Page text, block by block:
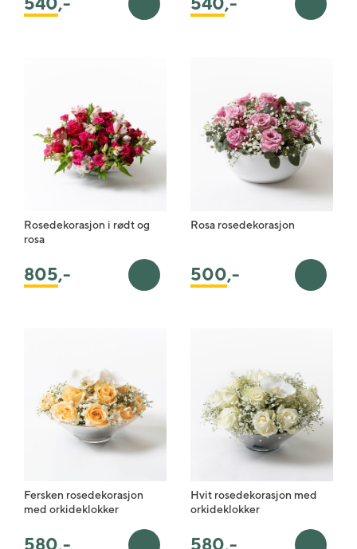
Legg i handlekurv Legg i
Rosedekorasjon i rødt og
rosa
805,- Legg i handlekurv
Rosa rosedekorasjon
500,- Legg i
Fersken rosedekorasjon
med orkideklokker
580,-
Hvit rosedekorasjon med
orkideklokker
580,-